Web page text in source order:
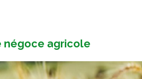
négoce agricole